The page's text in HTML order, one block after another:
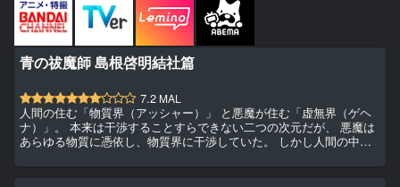
青の祓魔師 島根啓明結社篇
7.2 MAL
人間の住む「物質界（アッシャー）」 と悪魔が住む「虚無界（ゲヘ
ナ）」。 本来は干渉することすらできない二つの次元だが、 悪魔は
あらゆる物質に憑依し、物質界に干渉していた。 しかし人間の中に
集英社「ジャンプSQ.」にて2009年に連載を開始し、 累計発行部数